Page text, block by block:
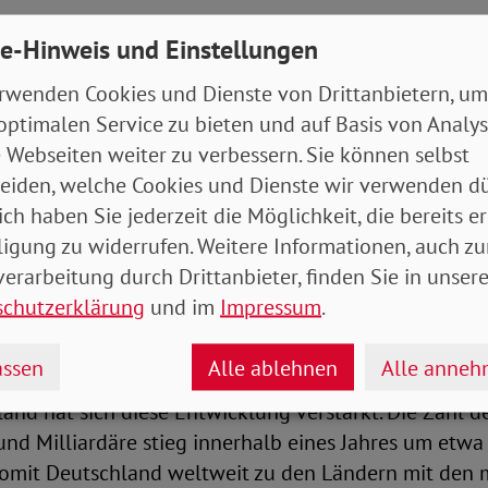
mehr als die halbe Weltbevölkerung
einer kleinen Gruppe steht nach
Armut gegenüber: Fast die Hälfte der
wirtschaftlichen Verhältnissen.
Spitze, da das Vermögen der zwölf reichsten
ist als das der ärmeren Hälfte der Menschheit mit
sind zusammengeführte Daten unter anderem
der Weltbank und dem Weltvermögensreport.
hat sich diese Entwicklung verstärkt. Die Zahl
Milliardäre stieg innerhalb eines Jahres um
Deutschland weltweit zu den Ländern mit den
Hinweis und Einstellungen
Cookies und Dienste von Drittanbietern,
Service zu bieten und auf Basis von
Webseiten weiter zu verbessern. Sie können selbst
welche Cookies und Dienste wir verwenden
haben Sie jederzeit die Möglichkeit, die bereits
zu widerrufen. Weitere Informationen, auch
durch Drittanbieter, finden Sie in
und im Impressum.
Alle ablehnen Alle